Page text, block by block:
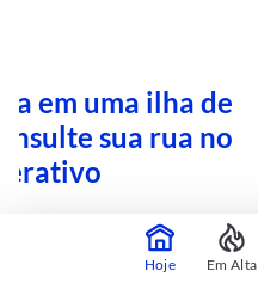
em uma ilha de
sua rua no
Hoje Em Alta